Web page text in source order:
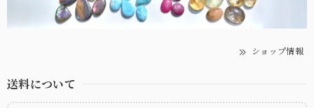
ショップ情報
送料について